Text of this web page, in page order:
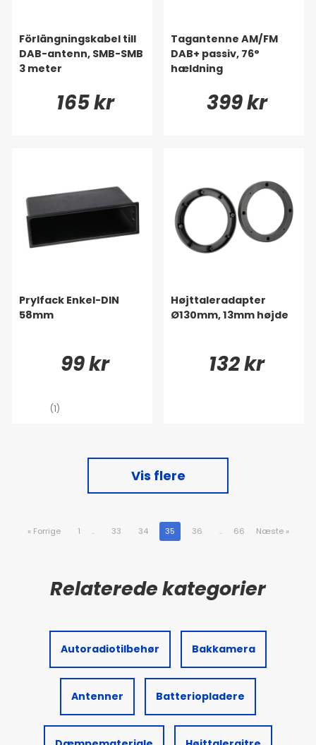
Förlängningskabel till
DAB-antenn, SMB-SMB
3 meter
165 kr
Tagantenne AM/FM
DAB+ passiv, 76°
hældning
399 kr
Prylfack Enkel-DIN
58mm
99 kr
(1)
Højttaleradapter
Ø130mm, 13mm højde
132 kr
Vis flere
« Forrige 1 .. 33 34 35 36 .. 66 Næste »
Autoradiotilbehør Bakkamera
Antenner Batteriopladere